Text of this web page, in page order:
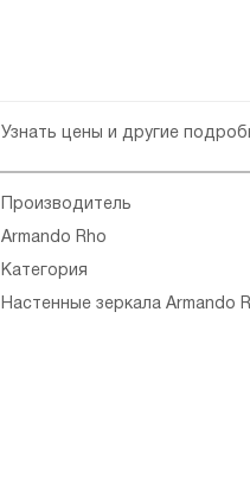
Узнать цены и другие
Производитель
Armando Rho
Категория
Настенные зеркала Armando